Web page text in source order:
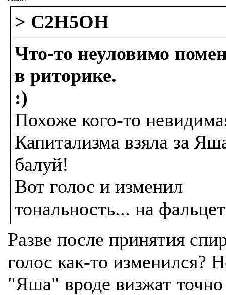
> C2H5OH
Что-то неуловимо
в риторике.
:)
Похоже кого-то
Капитализма взяла за
балуй!
Вот голос и изменил
тональность... на
Разве после принятия
голос как-то изменился?
"Яша" вроде визжат